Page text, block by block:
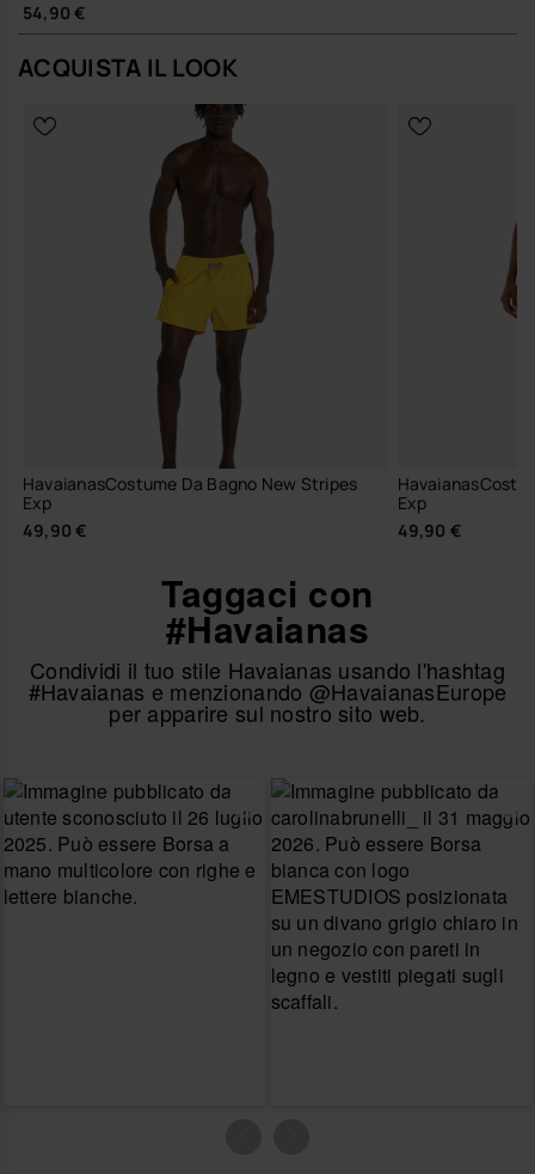
54,90 €
ACQUISTA IL LOOK
HavaianasCostume Da Bagno New Stripes
Exp
49,90 €
Exp
49,90 €
Taggaci con
#Havaianas
Condividi il tuo stile Havaianas usando l'hashtag
#Havaianas e menzionando @HavaianasEurope
per apparire sul nostro sito web.